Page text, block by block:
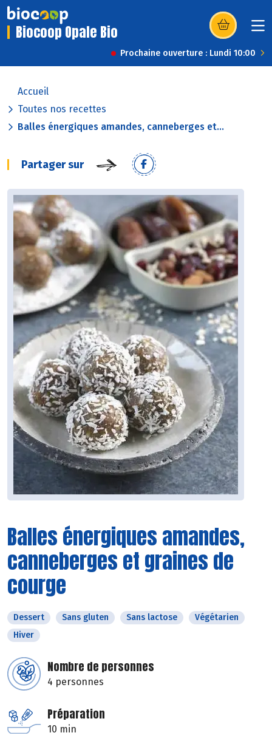
Biocoop Opale Bio (s’ouvre dans
Prochaine ouverture : Lundi 10:00
Accueil
Toutes nos recettes
Balles énergiques amandes, canneberges et...
Partager sur
Balles énergiques amandes,
canneberges et graines de
courge
Dessert Sans gluten Sans lactose
Végétarien
Hiver
Nombre de personnes
4 personnes
Préparation
10 min